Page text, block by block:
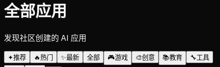
全部应用
发现社区创建的 AI 应用
✦推荐 🔥热门 ✨最新 全部 🎮游戏 🎨创意 📚教育 🔧工具